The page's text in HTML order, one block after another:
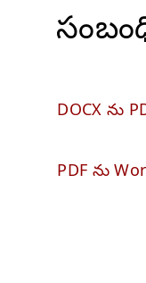
DOCX ను
PDF ను